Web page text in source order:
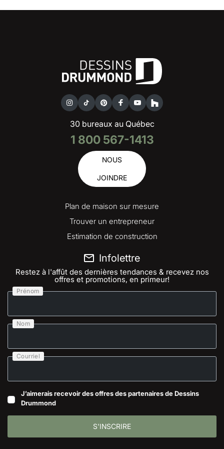
30 bureaux au Québec
1 800 567-1413
NOUS
JOINDRE
Plan de maison sur mesure
Trouver un entrepreneur
Estimation de construction
Infolettre
Restez à l'affût des dernières tendances & recevez nos
offres et promotions, en primeur!
Prénom
Nom
Courriel
J’aimerais recevoir des offres des partenaires de Dessins
Drummond
S'INSCRIRE